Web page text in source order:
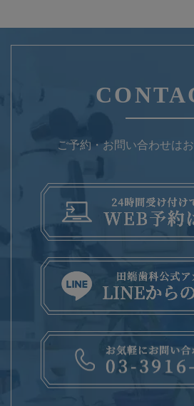
ご予約・お問い合わせは